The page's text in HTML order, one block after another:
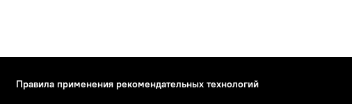
Правила применения рекомендательных технологий